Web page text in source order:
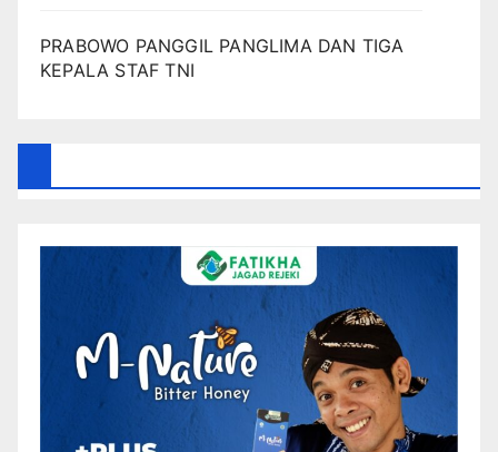
PRABOWO PANGGIL PANGLIMA DAN TIGA
KEPALA STAF TNI